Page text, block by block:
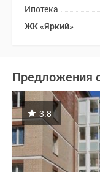
Ипотека
ЖК «Яркий»
Предложения
3.8